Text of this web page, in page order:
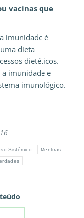
vacinas que
imunidade é
dieta
dietéticos.
imunidade e
imunológico.
Sistêmico Mentiras